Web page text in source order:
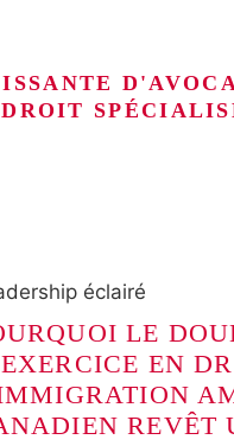
éclairé
LE
EN
REVÊT